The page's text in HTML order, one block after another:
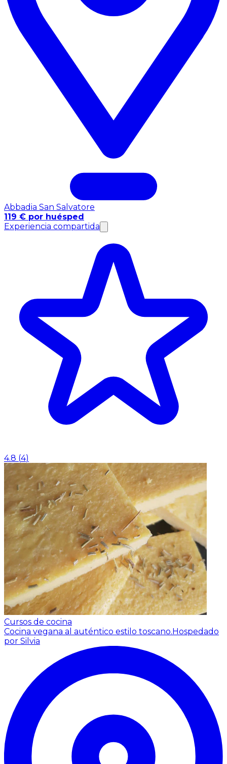
Abbadia San Salvatore
119 € por huésped
Experiencia compartida
4.8 (4)
Cursos de cocina
Cocina vegana al auténtico estilo toscano.Hospedado
por Silvia